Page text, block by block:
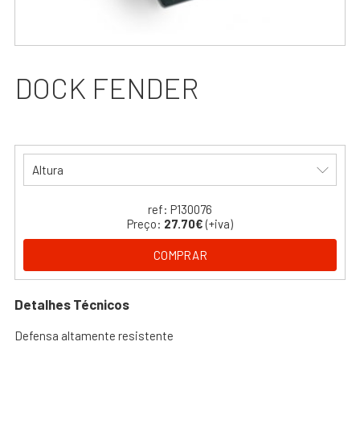
DOCK FENDER
Altura
ref: P130076
Preço: 27.70€ (+iva)
COMPRAR
Detalhes Técnicos
Defensa altamente resistente